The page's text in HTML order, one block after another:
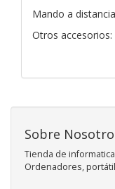
Mando a
Otros accesorios:
Sobre
Tienda de
Ordenadores,